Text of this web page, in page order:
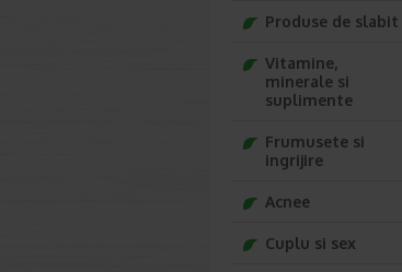
Produse de slabit
Vitamine,
minerale si
suplimente
Frumusete si
ingrijire
Acnee
Cuplu si sex